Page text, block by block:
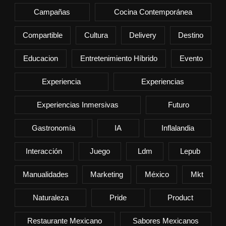
Campañas Cocina Contemporánea
Compartible Cultura Delivery Destino
Educacion Entretenimiento Híbrido Evento
Experiencia Experiencias
Experiencias Inmersivas Futuro
Gastronomía IA Inflalandia
Interacción Juego Ldm Lepub
Manualidades Marketing México Mkt
Naturaleza Pride Product
Restaurante Mexicano Sabores Mexicanos